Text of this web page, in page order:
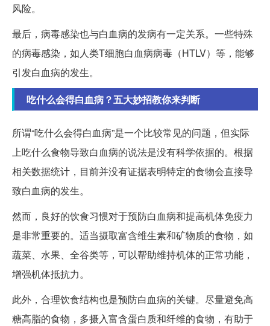
风险。
最后，病毒感染也与白血病的发病有一定关系。一些特殊
的病毒感染，如人类T细胞白血病病毒（HTLV）等，能够
引发白血病的发生。
吃什么会得白血病？五大妙招教你来判断
所谓“吃什么会得白血病”是一个比较常见的问题，但实际
上吃什么食物导致白血病的说法是没有科学依据的。根据
相关数据统计，目前并没有证据表明特定的食物会直接导
致白血病的发生。
然而，良好的饮食习惯对于预防白血病和提高机体免疫力
是非常重要的。适当摄取富含维生素和矿物质的食物，如
蔬菜、水果、全谷类等，可以帮助维持机体的正常功能，
增强机体抵抗力。
此外，合理饮食结构也是预防白血病的关键。尽量避免高
糖高脂的食物，多摄入富含蛋白质和纤维的食物，有助于